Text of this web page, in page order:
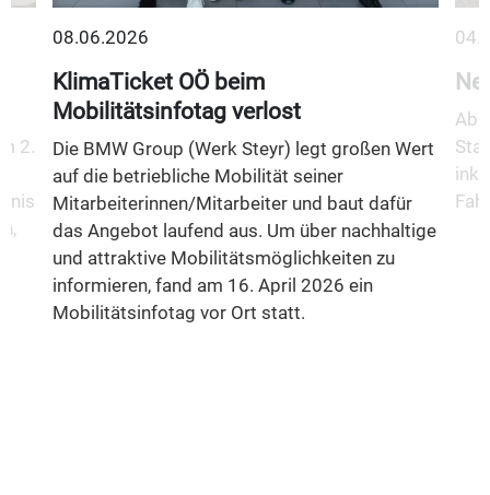
2.
08.06.2026
KlimaTicket OÖ beim
Mobilitätsinfotag verlost
Die BMW Group (Werk Steyr) legt großen Wert
auf die betriebliche Mobilität seiner
Mitarbeiterinnen/Mitarbeiter und baut dafür
das Angebot laufend aus. Um über nachhaltige
und attraktive Mobilitätsmöglichkeiten zu
informieren, fand am 16. April 2026 ein
Mobilitätsinfotag vor Ort statt.
Ab